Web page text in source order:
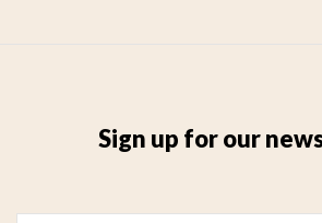
Sign up for our